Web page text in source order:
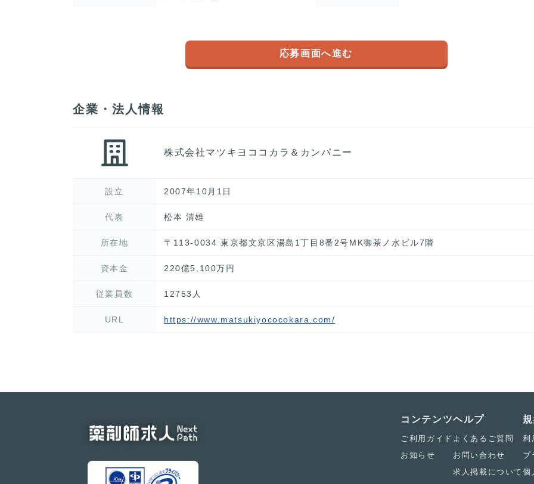
応募画面へ進む
企業・法人情報
株式会社マツキヨココカラ＆カンパニー
設立 2007年10月1日
代表 松本 清雄
所在地 〒113-0034 東京都文京区湯島1丁目8番2号MK御茶ノ水ビル7階
資本金 220億5,100万円
従業員数 12753人
URL https://www.matsukiyococokara.com/
コンテンツ
ご利用ガイド
お知らせ
ヘルプ
よくあるご質問
お問い合わせ
求人掲載について
利
プ
個